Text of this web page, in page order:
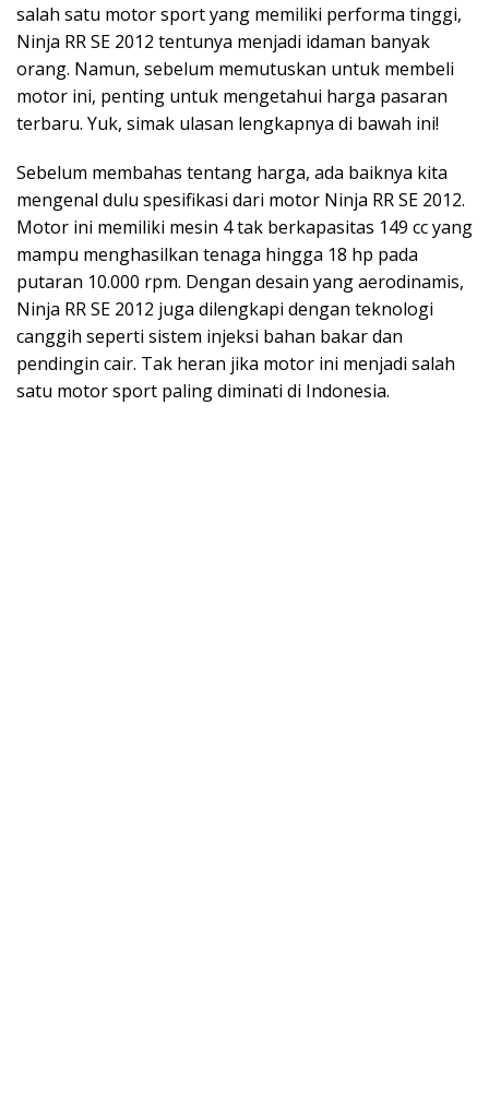
salah satu motor sport yang memiliki performa tinggi,
Ninja RR SE 2012 tentunya menjadi idaman banyak
orang. Namun, sebelum memutuskan untuk membeli
motor ini, penting untuk mengetahui harga pasaran
terbaru. Yuk, simak ulasan lengkapnya di bawah ini!
Sebelum membahas tentang harga, ada baiknya kita
mengenal dulu spesifikasi dari motor Ninja RR SE 2012.
Motor ini memiliki mesin 4 tak berkapasitas 149 cc yang
mampu menghasilkan tenaga hingga 18 hp pada
putaran 10.000 rpm. Dengan desain yang aerodinamis,
Ninja RR SE 2012 juga dilengkapi dengan teknologi
canggih seperti sistem injeksi bahan bakar dan
pendingin cair. Tak heran jika motor ini menjadi salah
satu motor sport paling diminati di Indonesia.